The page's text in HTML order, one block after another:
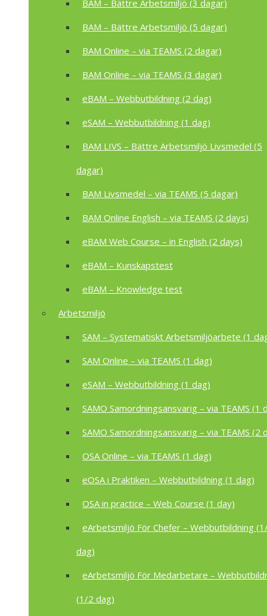
BAM – Bättre Arbetsmiljö (3 dagar)
BAM – Bättre Arbetsmiljö (5 dagar)
BAM Online – via TEAMS (2 dagar)
BAM Online – via TEAMS (3 dagar)
eBAM – Webbutbildning (2 dag)
eSAM – Webbutbildning (1 dag)
BAM LIVS – Bättre Arbetsmiljö Livsmedel (5
dagar)
BAM Livsmedel – via TEAMS (5 dagar)
BAM Online English – via TEAMS (2 days)
eBAM Web Course – in English (2 days)
eBAM – Kunskapstest
eBAM – Knowledge test
Arbetsmiljö
SAM – Systematiskt Arbetsmiljöarbete (1
SAM Online – via TEAMS (1 dag)
eSAM – Webbutbildning (1 dag)
SAMO Samordningsansvarig – via TEAMS (1
SAMO Samordningsansvarig – via TEAMS (2
OSA Online – via TEAMS (1 dag)
eOSA i Praktiken – Webbutbildning (1 dag)
OSA in practice – Web Course (1 day)
eArbetsmiljö För Chefer – Webbutbildning
dag)
eArbetsmiljö För Medarbetare –
(1/2 dag)